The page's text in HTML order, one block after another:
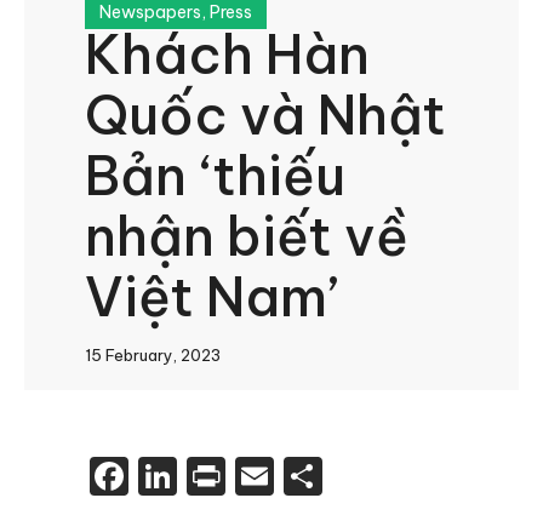
Newspapers, Press
Khách Hàn
Quốc và Nhật
Bản ‘thiếu
nhận biết về
Việt Nam’
15 February, 2023
Facebook
LinkedIn
PrintEmail